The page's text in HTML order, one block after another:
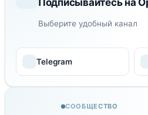
Выберите удобный канал
Telegram
СООБЩЕСТВО